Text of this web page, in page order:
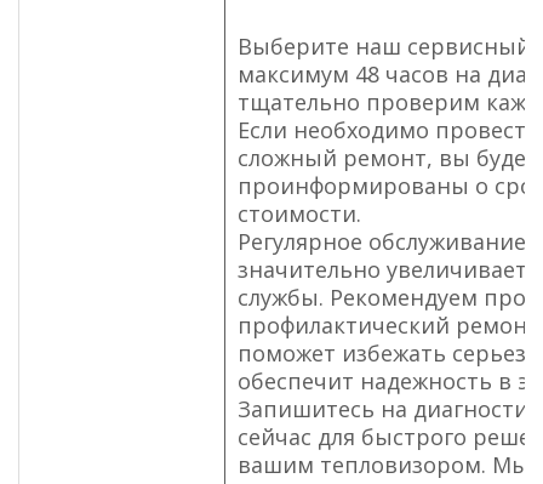
Выберите наш сервисный
максимум 48 часов на
тщательно проверим
Если необходимо
сложный ремонт, вы
проинформированы о
стоимости.
Регулярное обслуживание
значительно увеличивает
службы. Рекомендуем
профилактический ремонт
поможет избежать
обеспечит надежность в
Запишитесь на
сейчас для быстрого
вашим тепловизором. Мы